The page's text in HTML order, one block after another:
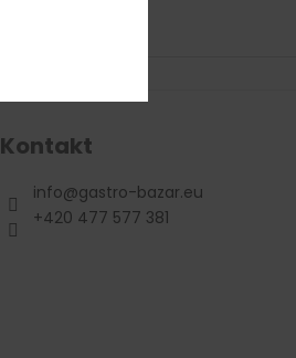
Kontakt
info@gastro-bazar.eu
+420 477 577 381